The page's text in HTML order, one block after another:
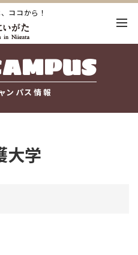
ココから！
ンパス情報
大学